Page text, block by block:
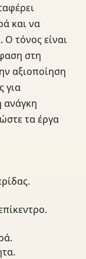
και να
Ο τόνος είναι
στη
αξιοποίηση
για
ανάγκη
τα έργα